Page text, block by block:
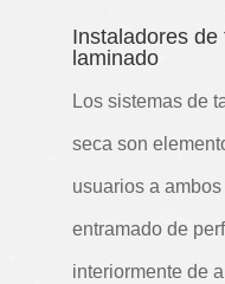
Instaladores
laminado
Los sistemas de
seca son
usuarios a
entramado de
interiormente de